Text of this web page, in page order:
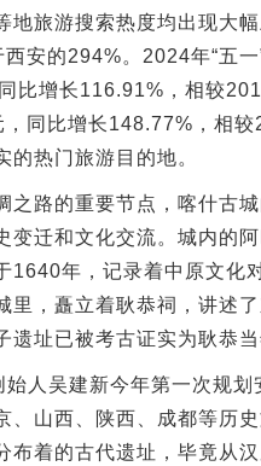
地旅游搜索热度均出现大
安的294%。2024年“五
比增长116.91%，相较
同比增长148.77%，相
的热门旅游目的地。
路的重要节点，喀什古城
变迁和文化交流。城内的
1640年，记录着中原文化
里，矗立着耿恭祠，讲述
遗址已被考古证实为耿恭当
人吴建新今年第一次规划
、山西、陕西、成都等历
布着的古代遗址，毕竟从